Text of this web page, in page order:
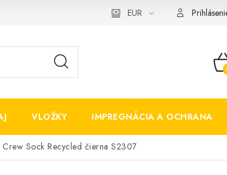
EUR
VLOŽKY IMPREGNÁCIA A OCHRANA
Crew Sock Recycled čierna S2307